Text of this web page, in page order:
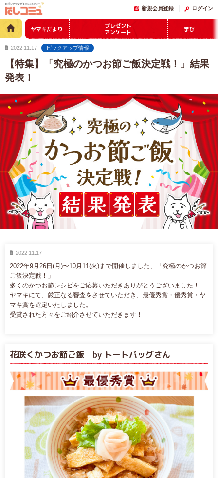
新規会員登録 ログイン
ヤマキだより
プレゼント
アンケート
学び
2022.11.17 ピックアップ情報
【特集】「究極のかつお節ご飯決定戦！」結果
発表！
2022.11.17
2022年9月26日(月)〜10月11(火)まで開催しました、「究極のかつお節
ご飯決定戦！」
多くのかつお節レシピをご応募いただきありがとうございました！
ヤマキにて、厳正なる審査をさせていただき、最優秀賞・優秀賞・ヤ
マキ賞を選定いたしました。
受賞された方々をご紹介させていただきます！
花咲くかつお節ご飯 by トートバッグさん